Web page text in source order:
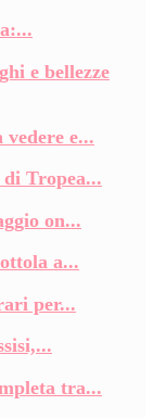
e bellezze
e...
Tropea...
on...
a...
per...
tra...